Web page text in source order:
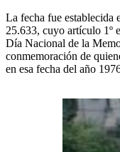
La fecha fue establecida
25.633, cuyo artículo 1º
Día Nacional de la
conmemoración de
en esa fecha del año